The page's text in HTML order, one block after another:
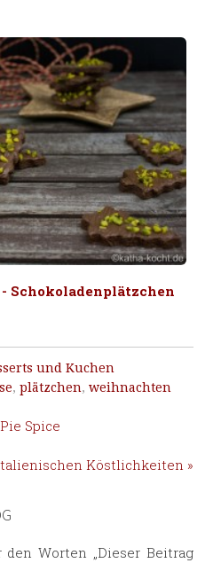
Schokoladenplätzchen
und Kuchen
, plätzchen, weihnachten
Spice
Köstlichkeiten »
Worten „Dieser Beitrag